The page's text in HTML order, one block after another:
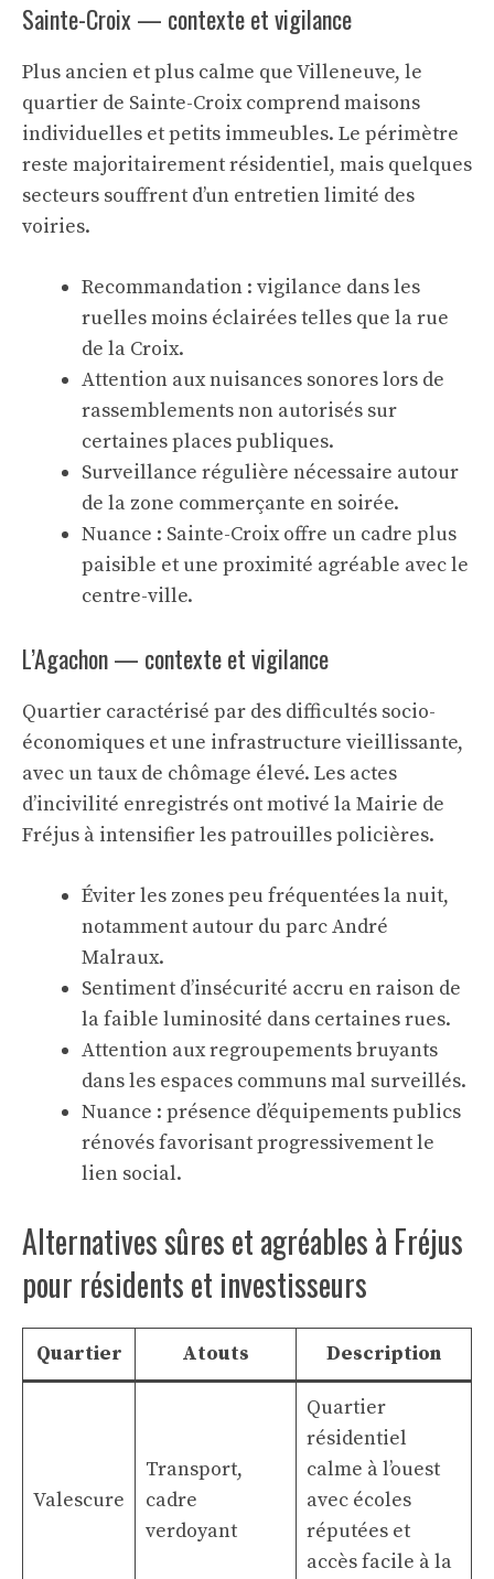
Sainte-Croix — contexte et vigilance
Plus ancien et plus calme que Villeneuve, le
quartier de Sainte-Croix comprend maisons
individuelles et petits immeubles. Le périmètre
reste majoritairement résidentiel, mais quelques
secteurs souffrent d’un entretien limité des
voiries.
Recommandation : vigilance dans les
ruelles moins éclairées telles que la rue
de la Croix.
Attention aux nuisances sonores lors de
rassemblements non autorisés sur
certaines places publiques.
Surveillance régulière nécessaire autour
de la zone commerçante en soirée.
Nuance : Sainte-Croix offre un cadre plus
paisible et une proximité agréable avec le
centre-ville.
L’Agachon — contexte et vigilance
Quartier caractérisé par des difficultés socio-
économiques et une infrastructure vieillissante,
avec un taux de chômage élevé. Les actes
d’incivilité enregistrés ont motivé la Mairie de
Fréjus à intensifier les patrouilles policières.
Éviter les zones peu fréquentées la nuit,
notamment autour du parc André
Malraux.
Sentiment d’insécurité accru en raison de
la faible luminosité dans certaines rues.
Attention aux regroupements bruyants
dans les espaces communs mal surveillés.
Nuance : présence d’équipements publics
rénovés favorisant progressivement le
lien social.
Alternatives sûres et agréables à Fréjus
pour résidents et investisseurs
Quartier Atouts Description
Valescure
Transport,
cadre
verdoyant
Quartier
résidentiel
calme à l’ouest
avec écoles
réputées et
accès facile à la